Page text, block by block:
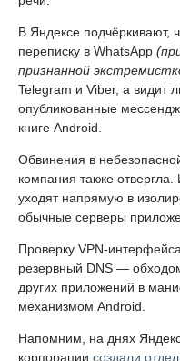
В Яндексе подчёркивают,
переписку в WhatsApp
признанной
Telegram и Viber, а видит
опубликованные
книге Android.
Обвинения в
компания также отвергла.
уходят напрямую в
обычные серверы
Проверку VPN-
резервный DNS —
других приложений в
механизмом Android.
Напомним, на днях
корпорации создали